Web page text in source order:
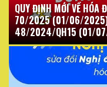
QUY ĐỊNH MỚI VỀ HÓA
70/2025 (01/06/2025)
48/2024/QH15 (01/